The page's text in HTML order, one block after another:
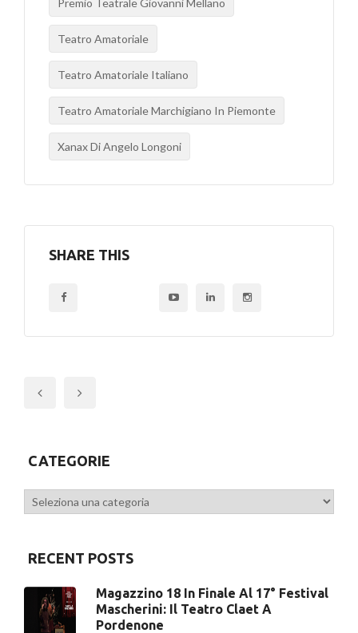
Premio Teatrale Giovanni Mellano
Teatro Amatoriale
Teatro Amatoriale Italiano
Teatro Amatoriale Marchigiano In Piemonte
Xanax Di Angelo Longoni
SHARE THIS
CATEGORIE
Categorie
RECENT POSTS
Magazzino 18 In Finale Al 17° Festival
Mascherini: Il Teatro Claet A
Pordenone